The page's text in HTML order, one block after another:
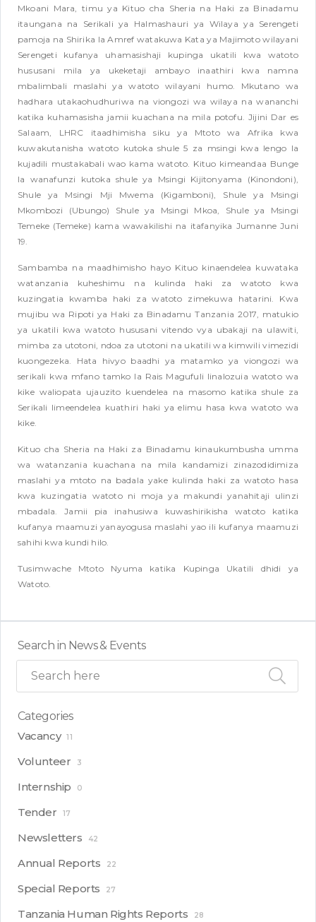
Mkoani Mara, timu ya Kituo cha Sheria na Haki za Binadamu
itaungana na Serikali ya Halmashauri ya Wilaya ya Serengeti
pamoja na Shirika la Amref watakuwa Kata ya Majimoto wilayani
Serengeti kufanya uhamasishaji kupinga ukatili kwa watoto
hususani mila ya ukeketaji ambayo inaathiri kwa namna
mbalimbali maslahi ya watoto wilayani humo. Mkutano wa
hadhara utakaohudhuriwa na viongozi wa wilaya na wananchi
katika kuhamasisha jamii kuachana na mila potofu. Jijini Dar es
Salaam, LHRC itaadhimisha siku ya Mtoto wa Afrika kwa
kuwakutanisha watoto kutoka shule 5 za msingi kwa lengo la
kujadili mustakabali wao kama watoto. Kituo kimeandaa Bunge
la wanafunzi kutoka shule ya Msingi Kijitonyama (Kinondoni),
Shule ya Msingi Mji Mwema (Kigamboni), Shule ya Msingi
Mkombozi (Ubungo) Shule ya Msingi Mkoa, Shule ya Msingi
Temeke (Temeke) kama wawakilishi na itafanyika Jumanne Juni
19.
Sambamba na maadhimisho hayo Kituo kinaendelea kuwataka
watanzania kuheshimu na kulinda haki za watoto kwa
kuzingatia kwamba haki za watoto zimekuwa hatarini. Kwa
mujibu wa Ripoti ya Haki za Binadamu Tanzania 2017, matukio
ya ukatili kwa watoto hususani vitendo vya ubakaji na ulawiti,
mimba za utotoni, ndoa za utotoni na ukatili wa kimwili vimezidi
kuongezeka. Hata hivyo baadhi ya matamko ya viongozi wa
serikali kwa mfano tamko la Rais Magufuli linalozuia watoto wa
kike waliopata ujauzito kuendelea na masomo katika shule za
Serikali limeendelea kuathiri haki ya elimu hasa kwa watoto wa
kike.
Kituo cha Sheria na Haki za Binadamu kinaukumbusha umma
wa watanzania kuachana na mila kandamizi zinazodidimiza
maslahi ya mtoto na badala yake kulinda haki za watoto hasa
kwa kuzingatia watoto ni moja ya makundi yanahitaji ulinzi
mbadala. Jamii pia inahusiwa kuwashirikisha watoto katika
kufanya maamuzi yanayogusa maslahi yao ili kufanya maamuzi
sahihi kwa kundi hilo.
Tusimwache Mtoto Nyuma katika Kupinga Ukatili dhidi ya
Watoto.
Search in News & Events
Categories
Vacancy 11
Volunteer 3
Internship 0
Tender 17
Newsletters 42
Annual Reports 22
Special Reports 27
Tanzania Human Rights Reports 28